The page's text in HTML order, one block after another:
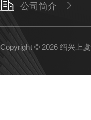
公司简介
Copyright © 2026 绍兴上